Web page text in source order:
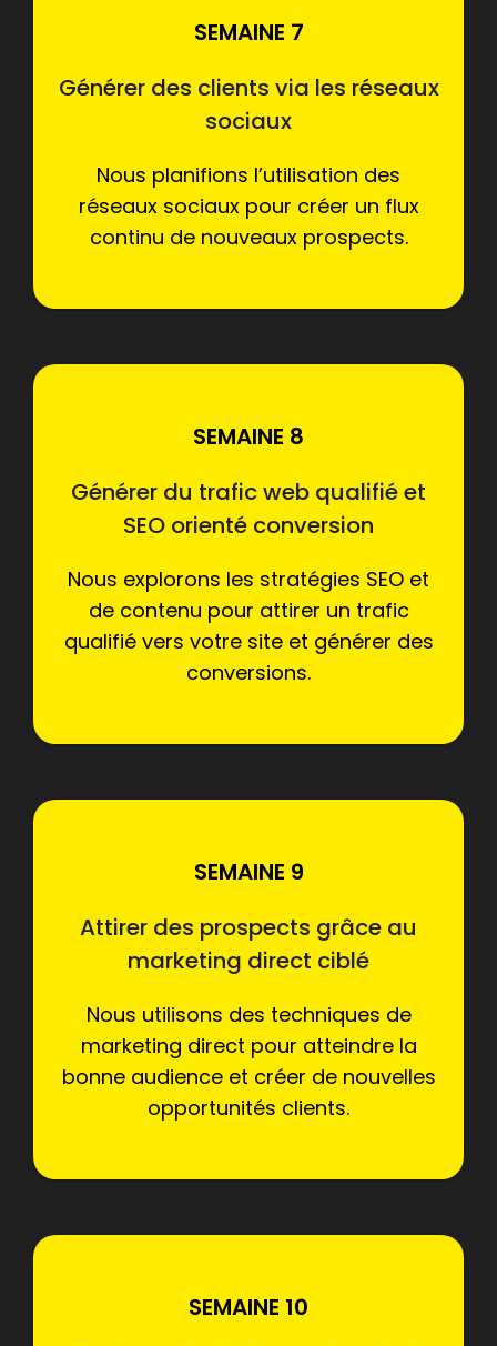
SEMAINE 7
Générer des clients via les réseaux
sociaux
Nous planifions l’utilisation des
réseaux sociaux pour créer un flux
continu de nouveaux prospects.
SEMAINE 8
Générer du trafic web qualifié et
SEO orienté conversion
Nous explorons les stratégies SEO et
de contenu pour attirer un trafic
qualifié vers votre site et générer des
conversions.
SEMAINE 9
Attirer des prospects grâce au
marketing direct ciblé
Nous utilisons des techniques de
marketing direct pour atteindre la
bonne audience et créer de nouvelles
opportunités clients.
SEMAINE 10